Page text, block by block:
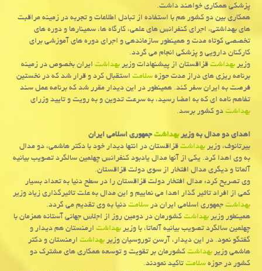
پزشكی همكاری خواهند داشت.
همكاری بین دو كشور هم با استفاده از تبادل اطلاعات و تجربه در زمینه مراقبت
های بهداشتی، اجرای كنفرانس های علمی، كارگاه ها، سمینارها و دوره های
تخصصی كوتاه مدت و همینطور سازماندهی و اجرای دوره های آموزشی برای
كاركنان دارویی و پزشكی انجام می گردد.
وزیربهداشتقزاقستان از پیشنهادات وزیربهداشتایران بخصوص در زمینه
برنامه ریزی های دراز مدت حوزهسلامتاستقبال كرد و قرار شد كه در نخستین
فرصت به ایران سفر كند. همینطور در این دیدار مقرر شد كه برنامه عمل سند
تفاهم نامه ای كه به امضا رسید، به سرعت تدوین و به رویت و تایید وزرای
بهداشتدو كشور برسد.
اهدای دو مدال به وزیربهداشتجمهوری اسلامی ایران
بیرتانوف، وزیربهداشتقزاقستان در انتها دیدار خود با دكتر هاشمی، دو مدال
به وی اهدا كرد. یكی از آنها مدال یادبود كنفرانس چهلمین سالگرد تصویب بیانیه
آلماتا و دیگری مدال افتخار از سوی دولت قزاقستان.
وی تصریح كرد: مدال افتخار دولت قزاقستان را در سطح دنیا به تعداد بسیار
كمی از افراد تاثیر گذار اهدا می نماییم و این مدال به علت تاثیرگذاری زیاد وزیر
بهداشتجمهوری اسلامی ایران درسلامتدنیا به وی تقدیم می گردد.
همینطور وزیربهداشتكشورمان در دومین روز از اجلاس جهانی آستانه همزمان با
چهلمین سالگرد تصویب بیانیه آلماتا، با وزیربهداشتارمنستان هم دیدار و
گفتگو نمود. در این دیدار، آرسن توروسیان وزیربهداشتارمنستان و دكتر
هاشمی وزیربهداشتكشورمان بر تقویت و توسعه همكاری های مشترك دو
كشور در حوزهسلامتتاكید نمودند.